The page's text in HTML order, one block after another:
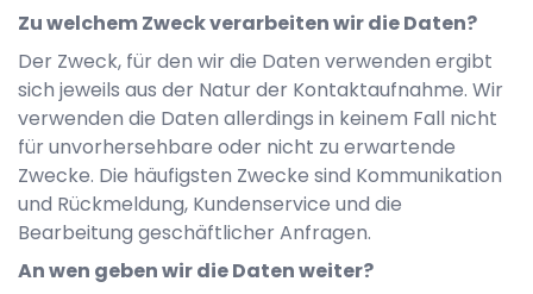
Zu welchem Zweck verarbeiten wir die Daten?
Der Zweck, für den wir die Daten verwenden ergibt
sich jeweils aus der Natur der Kontaktaufnahme. Wir
verwenden die Daten allerdings in keinem Fall nicht
für unvorhersehbare oder nicht zu erwartende
Zwecke. Die häufigsten Zwecke sind Kommunikation
und Rückmeldung, Kundenservice und die
Bearbeitung geschäftlicher Anfragen.
An wen geben wir die Daten weiter?